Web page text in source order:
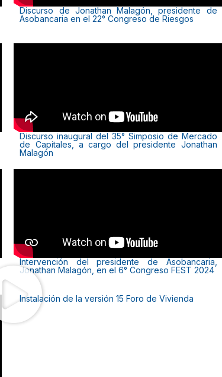
Discurso de Jonathan Malagón, presidente de
Asobancaria en el 22° Congreso de Riesgos
Discurso inaugural del 35° Simposio de Mercado
de Capitales, a cargo del presidente Jonathan
Malagón
Intervención del presidente de Asobancaria,
Jonathan Malagón, en el 6° Congreso FEST 2024
Instalación de la versión 15 Foro de Vivienda